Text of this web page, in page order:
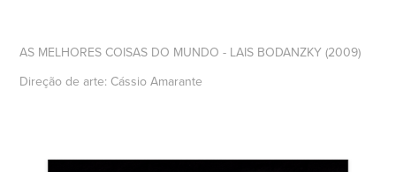
AS MELHORES COISAS DO MUNDO - LAIS BODANZKY (2009)
Direção de arte: Cássio Amarante